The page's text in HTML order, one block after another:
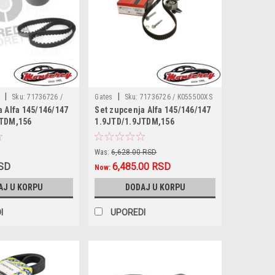
Sku: 71736726 /
/ 55238027 /
/ 71771574 /
/ 6606028 /
Alfa 145/146/147
Bravo I/II
U KORPU
Gates Sku: 71736726 / K055500XS
/ VKMA02179 / CT968K2 / KTB317
Set zupcenja Alfa 145/146/147
1.9JTD/1.9JTDM,156
1.9JTD,FIAT Brava/Bravo I
1.9JTD,Idea/Marea/Multipla/Punto/Palio/Stilo
1.9JTD,Strada 1.9JTD,Lancia
Lybra/Musa 1.9D
Was: 6,628.00 RSD
Now:6,485.00 RSD
DODAJ U KORPU
UPOREDI